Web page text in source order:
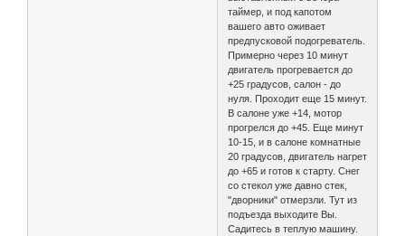
таймер, и под капотом
вашего авто оживает
предпусковой подогреватель.
Примерно через 10 минут
двигатель прогревается до
+25 градусов, салон - до
нуля. Проходит еще 15 минут.
В салоне уже +14, мотор
прогрелся до +45. Еще минут
10-15, и в салоне комнатные
20 градусов, двигатель нагрет
до +65 и готов к старту. Снег
со стекол уже давно стек,
"дворники" отмерзли. Тут из
подъезда выходите Вы.
Садитесь в теплую машину.